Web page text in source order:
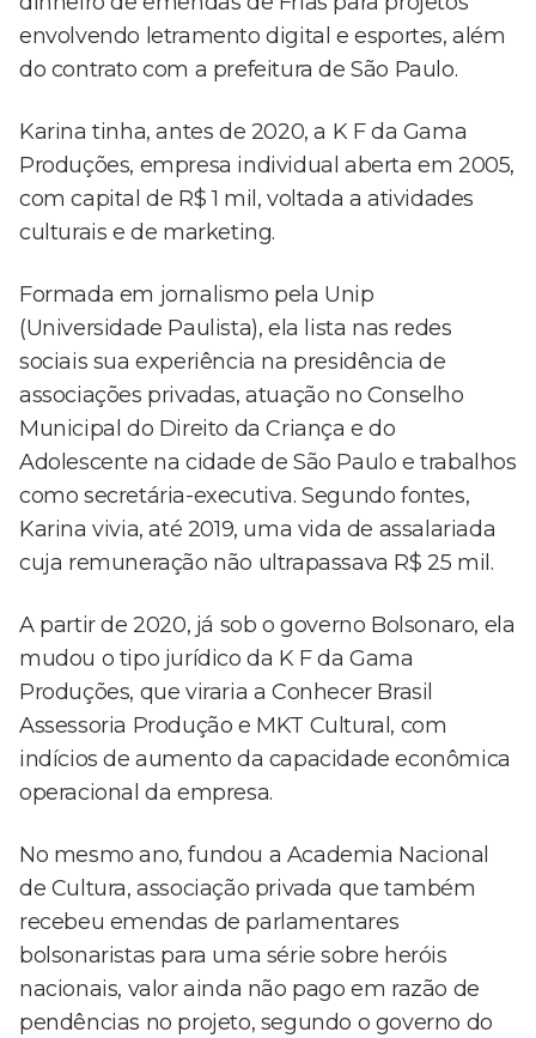
envolvendo letramento digital e esportes, além
do contrato com a prefeitura de São Paulo.
Karina tinha, antes de 2020, a K F da Gama
Produções, empresa individual aberta em 2005,
com capital de R$ 1 mil, voltada a atividades
culturais e de marketing.
Formada em jornalismo pela Unip
(Universidade Paulista), ela lista nas redes
sociais sua experiência na presidência de
associações privadas, atuação no Conselho
Municipal do Direito da Criança e do
Adolescente na cidade de São Paulo e trabalhos
como secretária-executiva. Segundo fontes,
Karina vivia, até 2019, uma vida de assalariada
cuja remuneração não ultrapassava R$ 25 mil.
A partir de 2020, já sob o governo Bolsonaro, ela
mudou o tipo jurídico da K F da Gama
Produções, que viraria a Conhecer Brasil
Assessoria Produção e MKT Cultural, com
indícios de aumento da capacidade econômica
operacional da empresa.
No mesmo ano, fundou a Academia Nacional
de Cultura, associação privada que também
recebeu emendas de parlamentares
bolsonaristas para uma série sobre heróis
nacionais, valor ainda não pago em razão de
pendências no projeto, segundo o governo do